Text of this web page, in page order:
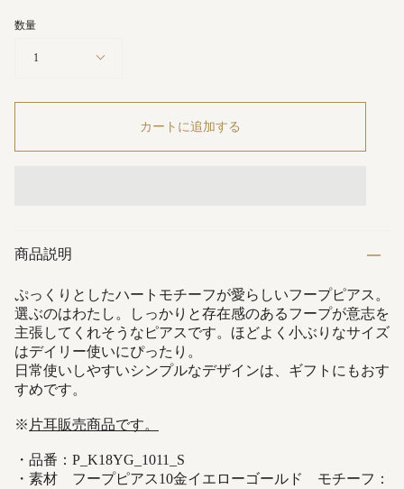
数量
1
カートに追加する
商品説明
ぷっくりとしたハートモチーフが愛らしいフープピアス。
選ぶのはわたし。しっかりと存在感のあるフープが意志を
主張してくれそうなピアスです。ほどよく小ぶりなサイズ
はデイリー使いにぴったり。
日常使いしやすいシンプルなデザインは、ギフトにもおす
すめです。
※ 片耳販売商品です。
・品番：P_K18YG_1011_S
・素材 フープピアス10金イエローゴールド モチーフ：